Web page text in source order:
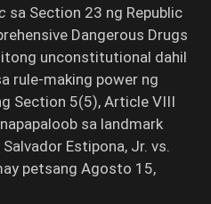
sa Section 23 ng Republic
Dangerous Drugs
unconstitutional dahil
rule-making power ng
Section 5(5), Article VIII
sa landmark
Estipona, Jr. vs.
petsang Agosto 15,